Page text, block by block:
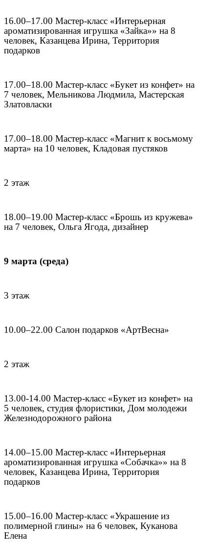
16.00–17.00 Мастер-класс «Интерьерная
ароматизированная игрушка «Зайка»» на 8
человек, Казанцева Ирина, Территория
подарков
17.00–18.00 Мастер-класс «Букет из конфет» на
7 человек, Мельникова Людмила, Мастерская
Златовласки
17.00–18.00 Мастер-класс «Магнит к восьмому
марта» на 10 человек, Кладовая пустяков
2 этаж
18.00–19.00 Мастер-класс «Брошь из кружева»
на 7 человек, Ольга Ягода, дизайнер
9 марта (среда)
3 этаж
10.00–22.00 Салон подарков «АртВесна»
2 этаж
13.00-14.00 Мастер-класс «Букет из конфет» на
5 человек, студия флористики, Дом молодежи
Железнодорожного района
14.00–15.00 Мастер-класс «Интерьерная
ароматизированная игрушка «Собачка»» на 8
человек, Казанцева Ирина, Территория
подарков
15.00–16.00 Мастер-класс «Украшение из
полимерной глины» на 6 человек, Куканова
Елена